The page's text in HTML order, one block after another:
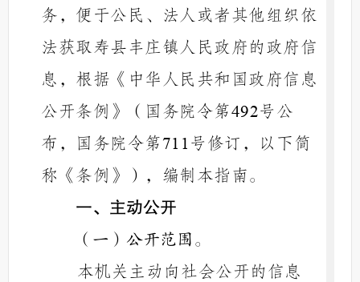
务，便于公民、法人或者其他组织依
法获取寿县丰庄镇人民政府 的政府信
息，根据《中华人民共和国政府信息
公开条例》（国务院令第492号公
布，国务院令第711 号修订，以下简
称《条例》），编制本指南。
一、主动公开
（一）公开范围。
本机关主动向社会公开的信息